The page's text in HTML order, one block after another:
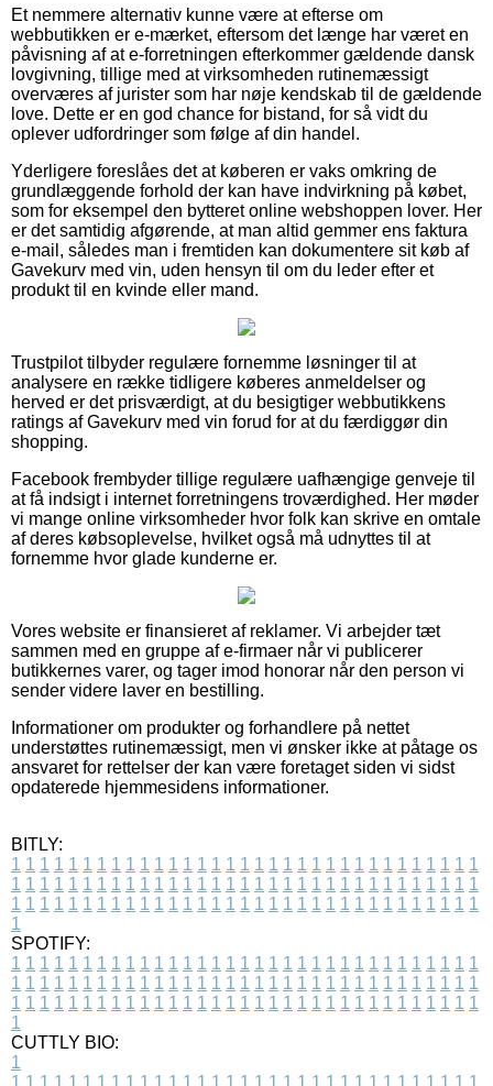
Et nemmere alternativ kunne være at efterse om
webbutikken er e-mærket, eftersom det længe har været en
påvisning af at e-forretningen efterkommer gældende dansk
lovgivning, tillige med at virksomheden rutinemæssigt
overværes af jurister som har nøje kendskab til de gældende
love. Dette er en god chance for bistand, for så vidt du
oplever udfordringer som følge af din handel.
Yderligere foreslåes det at køberen er vaks omkring de
grundlæggende forhold der kan have indvirkning på købet,
som for eksempel den bytteret online webshoppen lover. Her
er det samtidig afgørende, at man altid gemmer ens faktura
e-mail, således man i fremtiden kan dokumentere sit køb af
Gavekurv med vin, uden hensyn til om du leder efter et
produkt til en kvinde eller mand.
Trustpilot tilbyder regulære fornemme løsninger til at
analysere en række tidligere køberes anmeldelser og
herved er det prisværdigt, at du besigtiger webbutikkens
ratings af Gavekurv med vin forud for at du færdiggør din
shopping.
Facebook frembyder tillige regulære uafhængige genveje til
at få indsigt i internet forretningens troværdighed. Her møder
vi mange online virksomheder hvor folk kan skrive en omtale
af deres købsoplevelse, hvilket også må udnyttes til at
fornemme hvor glade kunderne er.
Vores website er finansieret af reklamer. Vi arbejder tæt
sammen med en gruppe af e-firmaer når vi publicerer
butikkernes varer, og tager imod honorar når den person vi
sender videre laver en bestilling.
Informationer om produkter og forhandlere på nettet
understøttes rutinemæssigt, men vi ønsker ikke at påtage os
ansvaret for rettelser der kan være foretaget siden vi sidst
opdaterede hjemmesidens informationer.
BITLY:
1 1 1 1 1 1 1 1 1 1 1 1 1 1 1 1 1 1 1 1 1 1 1 1 1 1 1 1 1 1 1 1 1
1 1 1 1 1 1 1 1 1 1 1 1 1 1 1 1 1 1 1 1 1 1 1 1 1 1 1 1 1 1 1 1 1
1 1 1 1 1 1 1 1 1 1 1 1 1 1 1 1 1 1 1 1 1 1 1 1 1 1 1 1 1 1 1 1 1
1
SPOTIFY:
1 1 1 1 1 1 1 1 1 1 1 1 1 1 1 1 1 1 1 1 1 1 1 1 1 1 1 1 1 1 1 1 1
1 1 1 1 1 1 1 1 1 1 1 1 1 1 1 1 1 1 1 1 1 1 1 1 1 1 1 1 1 1 1 1 1
1 1 1 1 1 1 1 1 1 1 1 1 1 1 1 1 1 1 1 1 1 1 1 1 1 1 1 1 1 1 1 1 1
1
CUTTLY BIO:
1
1 1 1 1 1 1 1 1 1 1 1 1 1 1 1 1 1 1 1 1 1 1 1 1 1 1 1 1 1 1 1 1 1